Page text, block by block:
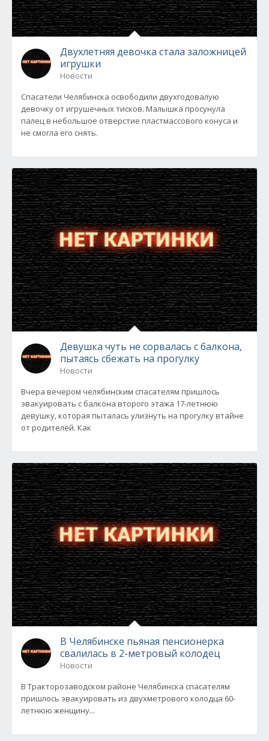
Двухлетняя девочка стала заложницей
игрушки
Новости
Спасатели Челябинска освободили двухгодовалую
девочку от игрушечных тисков. Малышка просунула
палец в небольшое отверстие пластмассового конуса и
не смогла его снять.
Девушка чуть не сорвалась с балкона,
пытаясь сбежать на прогулку
Новости
Вчера вечером челябинским спасателям пришлось
эвакуировать с балкона второго этажа 17-летнюю
девушку, которая пыталась улизнуть на прогулку втайне
от родителей. Как
В Челябинске пьяная пенсионерка
свалилась в 2-метровый колодец
Новости
В Тракторозаводском районе Челябинска спасателям
пришлось эвакуировать из двухметрового колодца 60-
летнюю женщину...